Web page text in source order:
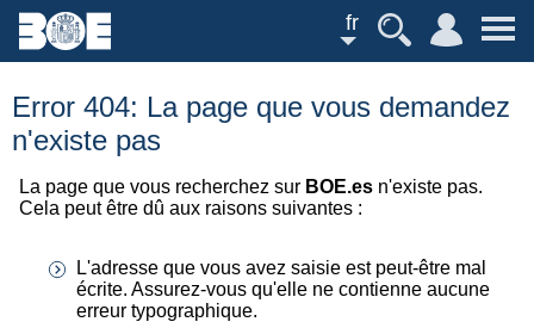
fr
Error 404: La page que vous demandez
n'existe pas
La page que vous recherchez sur BOE.es n'existe pas.
Cela peut être dû aux raisons suivantes :
L'adresse que vous avez saisie est peut-être mal
écrite. Assurez-vous qu'elle ne contienne aucune
erreur typographique.